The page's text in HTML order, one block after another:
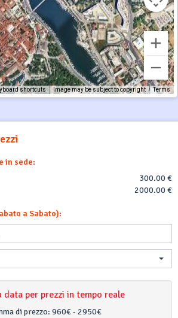
shortcuts Image may be subject to copyright Terms
in sede:
300.00 €
2000.00 €
a Sabato):
data per prezzi in tempo reale
di prezzo: 960€ - 2950€